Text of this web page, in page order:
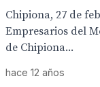
Chipiona, 27 de
Empresarios del
de Chipiona...
hace 12 años